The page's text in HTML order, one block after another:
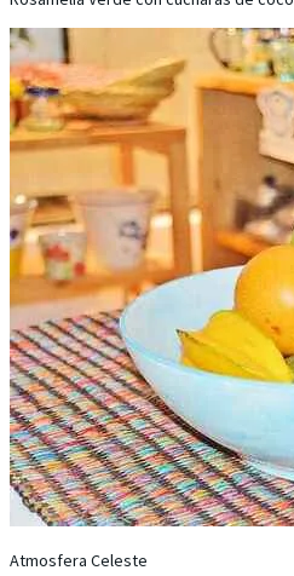
Atmosfera Celeste